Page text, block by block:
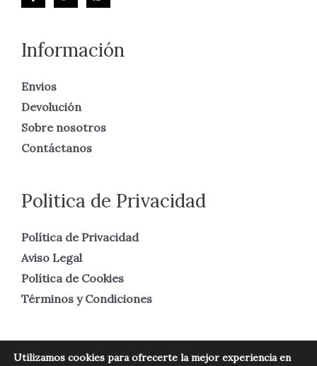
Información
Envios
Devolución
Sobre nosotros
Contáctanos
Politica de Privacidad
Política de Privacidad
Aviso Legal
Política de Cookies
Términos y Condiciones
Utilizamos cookies para ofrecerte la mejor experiencia en